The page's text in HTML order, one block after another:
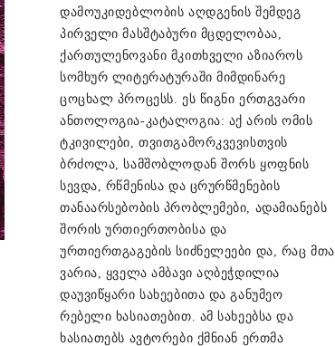
დამოუკიდებლობის აღდგენის შემდეგ
პირველი მასშტაბური მცდელობაა,
ქართულენოვანი მკითხველი აზიაროს
სომხურ ლიტერატურაში მიმდინარე
ცოცხალ პროცესს. ეს წიგნი ერთგვარი
ანთოლოგია-კატალოგია: აქ არის ომის
ტკივილები, თვითგამორკვევისთვის
ბრძოლა, სამშობლოდან შორს ყოფნის
სევდა, რწმენისა და ცრურწმენების
თანაარსებობის პრობლემები, ადამიანებს
შორის ურთიერთობისა და
ურთიერთგაგების სიძნელეები და, რაც მთა
ვარია, ყველა ამბავი აღბეჭდილია
დაუვიწყარი სახეებითა და განუმეო
რებელი ხასიათებით. ამ სახეებსა და
ხასიათებს ავტორები ქმნიან ერთმა